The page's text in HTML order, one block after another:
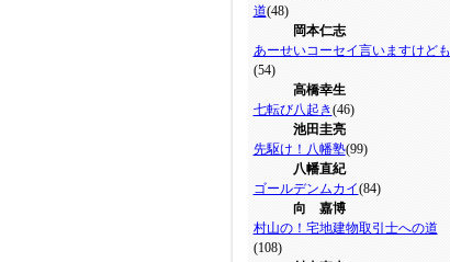
道(48)
岡本仁志
あーせいコーセイ言いますけども
(54)
高橋幸生
七転び八起き(46)
池田圭亮
先駆け！八幡塾(99)
八幡直紀
ゴールデンムカイ(84)
向 嘉博
村山の！宅地建物取引士への道
(108)